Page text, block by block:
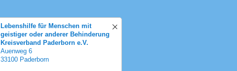
Lebenshilfe für Menschen mit
geistiger oder anderer Behinderung
Kreisverband Paderborn e.V.
Auenweg 6
33100 Paderborn